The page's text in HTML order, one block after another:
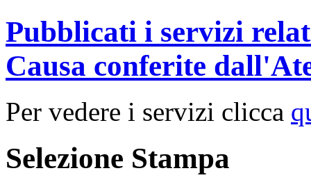
Pubblicati i servizi
Causa conferite
Per vedere i servizi clicca
Selezione Stampa